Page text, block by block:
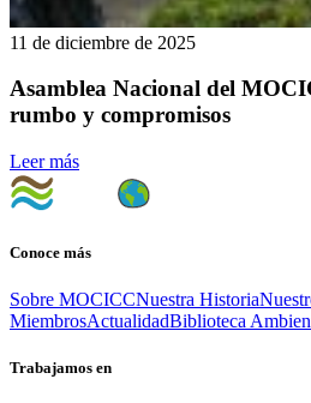
11 de diciembre de 2025
Asamblea Nacional del
rumbo y compromisos
Leer más
Conoce más
Sobre MOCICCNuestra Historia
MiembrosActualidadBiblioteca
Trabajamos en